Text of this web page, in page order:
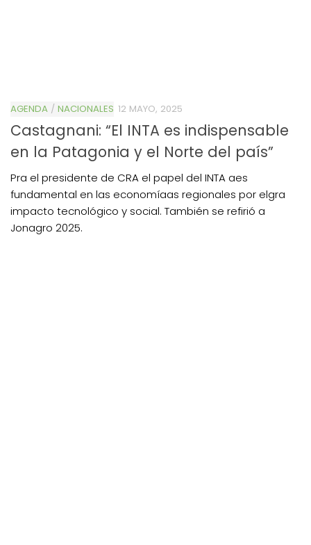
AGENDA / NACIONALES 12 MAYO, 2025
Castagnani: “El INTA es indispensable
en la Patagonia y el Norte del país”
Pra el presidente de CRA el papel del INTA aes
fundamental en las economíaas regionales por elgra
impacto tecnológico y social. También se refirió a
Jonagro 2025.